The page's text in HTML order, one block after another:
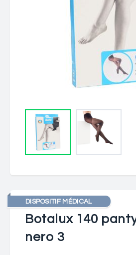
DISPOSITIF MÉDICAL
Botalux 140
nero 3